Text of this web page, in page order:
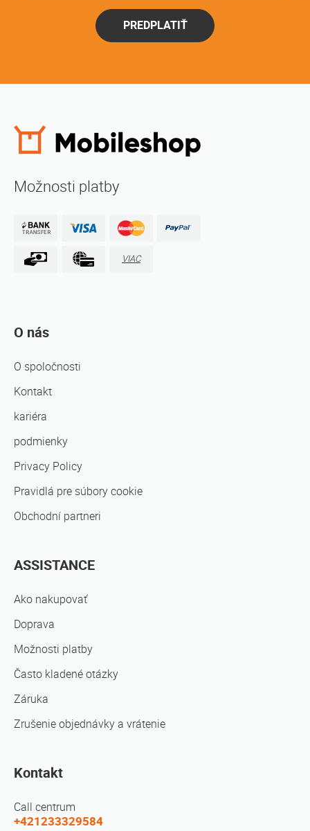
PREDPLATIŤ
Možnosti platby
VIAC
O nás
O spoločnosti
Kontakt
kariéra
podmienky
Privacy Policy
Pravidlá pre súbory cookie
Obchodní partneri
ASSISTANCE
Ako nakupovať
Doprava
Možnosti platby
Často kladené otázky
Záruka
Zrušenie objednávky a vrátenie
Kontakt
Call centrum
+421233329584